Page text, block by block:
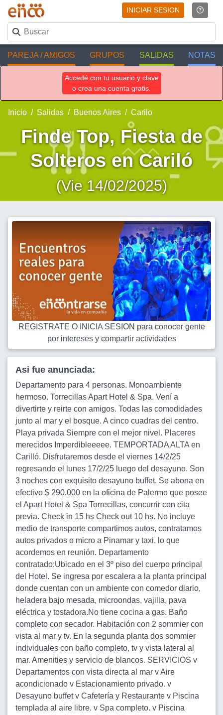
INICIAR SESION
PAREJA / AMIGOS GRUPOS SALIDAS NOTAS
Accedé con tu usuario y clave
o crea una cuenta gratis.
Inicio Salidas Buenos Aires Carilo
Finde Top, Fiesta de
Solteros en Cariló
(Vie 14/02/2025)
REGISTRATE O INICIA SESION para conocer gente
por intereses y compartir actividades
Asi fue anunciada:
Departamento para 4 personas. Monoambiente
hermoso. Torrecillas Apart Hotel & Spa. Vení a
divertirte y reirte con amigos. Todas las comodidades
junto al mar y el bosque. A cinco cuadras del centro.
Playa privada Siempre con el mejor nivel. Placeres
merecidos Imperdibleeeee. TEMPORTADA ALTA en
Carilló. Disfrutaremos desde el viernes 14/2/25
regresando el lunes 17/2/25 luego del desayuno. Son
3 noches con exquisito desayuno buffet. Se abona en
efectivo $ 290.000 en la oficina de Palermo que posee
el Apart Hotel & Spa Torrecillas, concurrir con cita
previa. Check in 15 hs Check out 10 hs. No incluye
medio de transporte compartimos autos, contratamos
autos privados o micro a Pinamar y taxi, lo que
acordemos en reunión. Departamento
contratado:Ubicado en el 3º piso del cuerpo principal
del Hotel. Se ingresa por escalera a la planta principal
donde cuentan con un ambiente con comedor diario,
heladera bajo mesada, microondas, vajilla, pava
eléctrica y tostadora.No tiene cocina a gas. Baño
completo con secador. Habitación con 2 sommier con
vista al mar y tv. En la segunda planta dos sommier
individuales con baño completo, tv y vista lateral al
mar. Amenities y servicio de blancos. SERVICIOS v
Departamentos con vista directa al mar v Aire
acondicionado v Estacionamiento privado. v
Desayuno buffet v Cafetería y Restaurante v Piscina
templada al aire libre. v Spa completo. v Piscina